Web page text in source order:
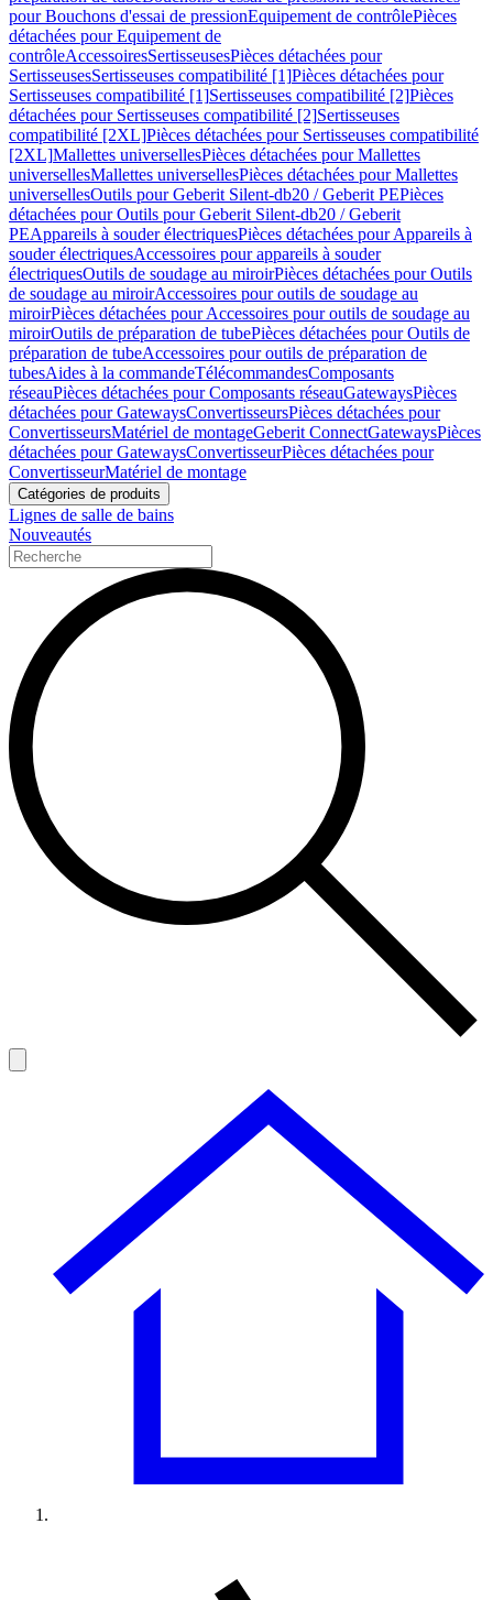
pour Bouchons d'essai de pressionEquipement de contrôlePièces
détachées pour Equipement de
contrôleAccessoiresSertisseusesPièces détachées pour
SertisseusesSertisseuses compatibilité [1]Pièces détachées pour
Sertisseuses compatibilité [1]Sertisseuses compatibilité [2]Pièces
détachées pour Sertisseuses compatibilité [2]Sertisseuses
compatibilité [2XL]Pièces détachées pour Sertisseuses compatibilité
[2XL]Mallettes universellesPièces détachées pour Mallettes
universellesMallettes universellesPièces détachées pour Mallettes
universellesOutils pour Geberit Silent-db20 / Geberit PEPièces
détachées pour Outils pour Geberit Silent-db20 / Geberit
PEAppareils à souder électriquesPièces détachées pour Appareils à
souder électriquesAccessoires pour appareils à souder
électriquesOutils de soudage au miroirPièces détachées pour Outils
de soudage au miroirAccessoires pour outils de soudage au
miroirPièces détachées pour Accessoires pour outils de soudage au
miroirOutils de préparation de tubePièces détachées pour Outils de
préparation de tubeAccessoires pour outils de préparation de
tubesAides à la commandeTélécommandesComposants
réseauPièces détachées pour Composants réseauGatewaysPièces
détachées pour GatewaysConvertisseursPièces détachées pour
ConvertisseursMatériel de montageGeberit ConnectGatewaysPièces
détachées pour GatewaysConvertisseurPièces détachées pour
ConvertisseurMatériel de montage
Catégories de produits
Lignes de salle de bains
Nouveautés